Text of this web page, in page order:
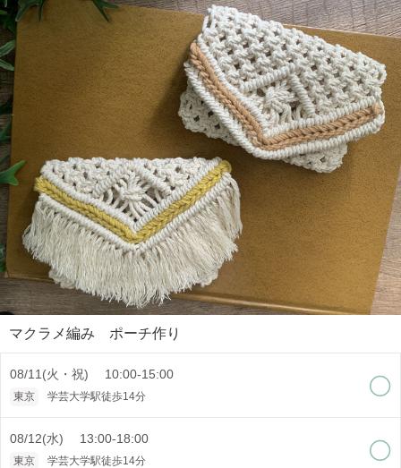
マクラメ編み ポーチ作り
08/11(火・祝) 10:00-15:00
東京 学芸大学駅徒歩14分
08/12(水) 13:00-18:00
東京 学芸大学駅徒歩14分